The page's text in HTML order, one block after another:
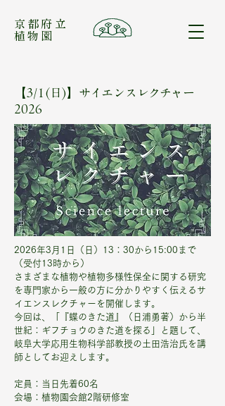
​京都府立
植物園
【3/1(日)】サイエンスレクチャー
2026
2026年3月1日（日）13：30から15:00まで
（受付13時から）
さまざまな植物や植物多様性保全に関する研究
を専門家から一般の方に分かりやすく伝えるサ
イエンスレクチャーを開催します。
今回は、「『蝶のきた道』（日浦勇著）から半
世紀：ギフチョウのきた道を探る」と題して、
岐阜大学応用生物科学部教授の土田浩治氏を講
師としてお迎えします。
定員：当日先着60名
会場：植物園会館2階研修室